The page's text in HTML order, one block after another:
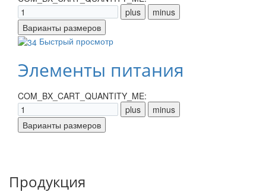
Быстрый просмотр
Элементы питания
COM_BX_CART_QUANTITY_ME:
Продукция